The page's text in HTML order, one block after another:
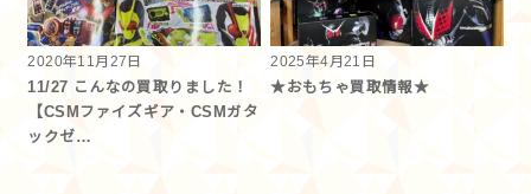
2020年11月27日
11/27 こんなの買取りました！
【CSMファイズギア・CSMガタ
ックゼ…
2025年4月21日
★おもちゃ買取情報★